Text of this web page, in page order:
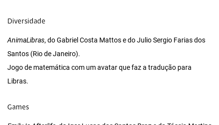
Diversidade
AnimaLibras, do Gabriel Costa Mattos e do Julio Sergio Farias dos
Santos (Rio de Janeiro).
Jogo de matemática com um avatar que faz a tradução para
Libras.
Games